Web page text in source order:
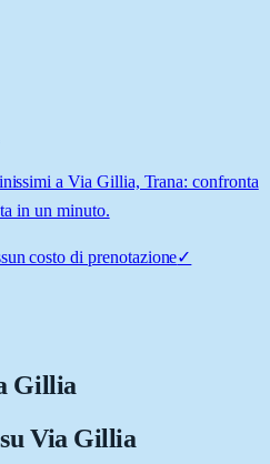
a Via Gillia, Trana: confronta
in un minuto.
costo di prenotazione✓
Gillia
Via Gillia